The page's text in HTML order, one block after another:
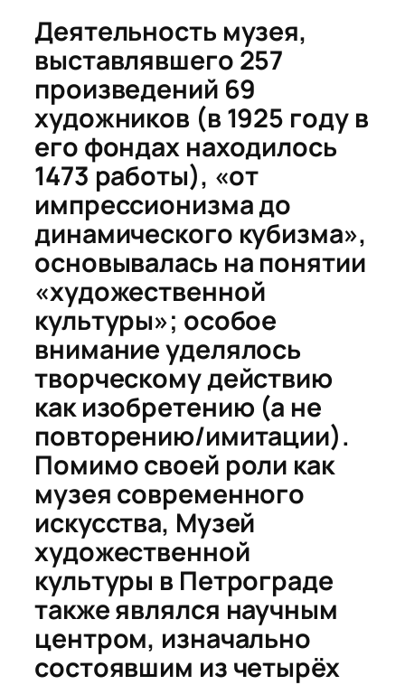
Деятельность музея,
выставлявшего 257
произведений 69
художников (в 1925 году в
его фондах находилось
1473 работы), «от
импрессионизма до
динамического кубизма»,
основывалась на понятии
«художественной
культуры»; особое
внимание уделялось
творческому действию
как изобретению (а не
повторению/имитации).
Помимо своей роли как
музея современного
искусства, Музей
художественной
культуры в Петрограде
также являлся научным
центром, изначально
состоявшим из четырёх